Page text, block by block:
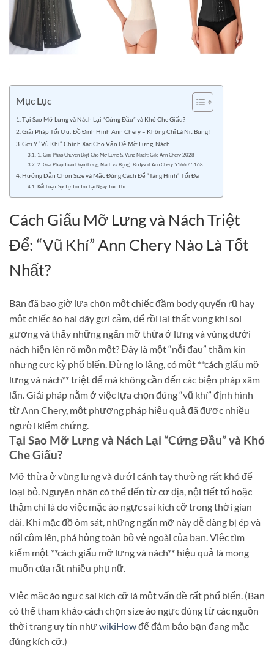
Mục Lục
Tại Sao Mỡ Lưng và Nách Lại “Cứng Đầu” và Khó Che Giấu?
Giải Pháp Tối Ưu: Đồ Định Hình Ann Chery – Không Chỉ Là Nịt Bụng!
Gợi Ý “Vũ Khí” Chính Xác Cho Vấn Đề Mỡ Lưng, Nách
1. Giải Pháp Chuyên Biệt Cho Mỡ Lưng & Vùng Nách: Gile Ann Chery 2028
2. Giải Pháp Toàn Diện (Lưng, Nách và Bụng): Bodysuit Ann Chery 5166 / 5168
Hướng Dẫn Chọn Size và Mặc Đúng Cách Để “Tàng Hình” Tối Đa
Kết Luận: Sự Tự Tin Trở Lại Ngay Tức Thì
Cách Giấu Mỡ Lưng và Nách Triệt
Để: “Vũ Khí” Ann Chery Nào Là Tốt
Nhất?
Bạn đã bao giờ lựa chọn một chiếc đầm body quyến rũ hay
một chiếc áo hai dây gợi cảm, để rồi lại thất vọng khi soi
gương và thấy những ngấn mỡ thừa ở lưng và vùng dưới
nách hiện lên rõ mồn một? Đây là một “nỗi đau” thầm kín
nhưng cực kỳ phổ biến. Đừng lo lắng, có một **cách giấu mỡ
lưng và nách** triệt để mà không cần đến các biện pháp xâm
lấn. Giải pháp nằm ở việc lựa chọn đúng “vũ khí” định hình
từ Ann Chery, một phương pháp hiệu quả đã được nhiều
người kiểm chứng.
Tại Sao Mỡ Lưng và Nách Lại “Cứng Đầu” và Khó
Che Giấu?
Mỡ thừa ở vùng lưng và dưới cánh tay thường rất khó để
loại bỏ. Nguyên nhân có thể đến từ cơ địa, nội tiết tố hoặc
thậm chí là do việc mặc áo ngực sai kích cỡ trong thời gian
dài. Khi mặc đồ ôm sát, những ngấn mỡ này dễ dàng bị ép và
nổi cộm lên, phá hỏng toàn bộ vẻ ngoài của bạn. Việc tìm
kiếm một **cách giấu mỡ lưng và nách** hiệu quả là mong
muốn của rất nhiều phụ nữ.
Việc mặc áo ngực sai kích cỡ là một vấn đề rất phổ biến. (Bạn
có thể tham khảo cách chọn size áo ngực đúng từ các nguồn
thời trang uy tín nhưwikiHowđể đảm bảo bạn đang mặc
đúng kích cỡ.)